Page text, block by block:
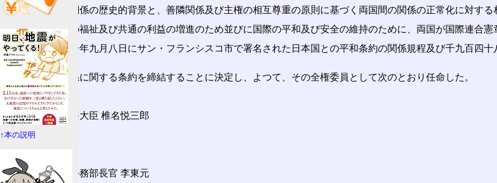
両国民間の関係の歴史的背景と、善隣関係及び主権の相互尊重の原則に基づく両国間の関係の正常化に対する
両国の相互の福祉及び共通の利益の増進のため並びに国際の平和及び安全の維持のために、両国が国際連合
千九百五十一年九月八日にサン・フランシスコ市で署名された日本国との平和条約の関係規程及び千九百四
を想起し、
この基本関係に関する条約を締結することに決定し、よつて、その全権委員として次のとおり任命した。
日本国
日本国外務大臣 椎名悦三郎
高杉晋一
大韓民国外務部長官 李東元
↑本の説明